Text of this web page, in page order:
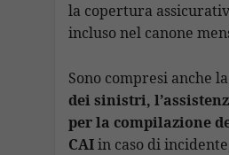
la copertura
incluso nel canone
Sono compresi anche la
dei sinistri,
per la compilazione
CAIin caso di